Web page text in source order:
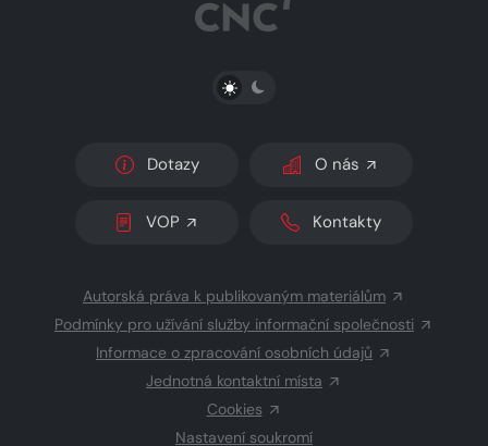
PŘEPNOUT SVĚTLÝ/TMAVÝ REŽIM
Dotazy O nás
VOP Kontakty
Autorská práva k publikovaným materiálům
Podmínky pro užívání služby informační společnosti
Informace o zpracování osobních údajů
Jednotná kontaktní místa
Cookies
Nastavení soukromí